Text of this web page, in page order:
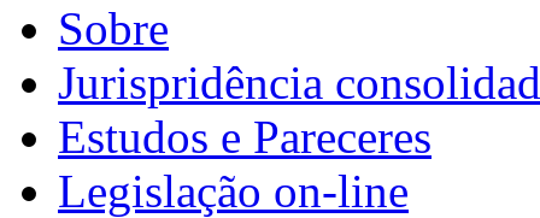
Sobre
Jurispridência
Estudos e Pareceres
Legislação on-line